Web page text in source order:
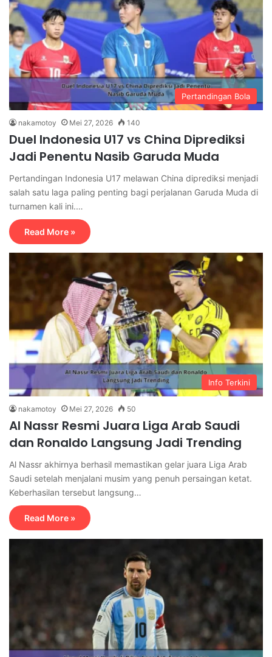
Pertandingan Bola
nakamotoy Mei 27, 2026 140
Duel Indonesia U17 vs China Diprediksi
Jadi Penentu Nasib Garuda Muda
Pertandingan Indonesia U17 melawan China diprediksi menjadi
salah satu laga paling penting bagi perjalanan Garuda Muda di
turnamen kali ini.…
Read More »
Info Terkini
nakamotoy Mei 27, 2026 50
Al Nassr Resmi Juara Liga Arab Saudi
dan Ronaldo Langsung Jadi Trending
Al Nassr akhirnya berhasil memastikan gelar juara Liga Arab
Saudi setelah menjalani musim yang penuh persaingan ketat.
Keberhasilan tersebut langsung…
Read More »